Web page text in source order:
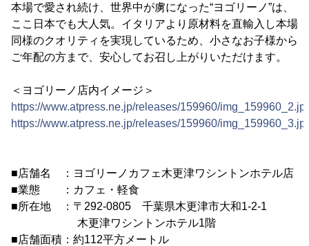
本場で愛され続け、世界中が虜になった“ヨゴリーノ”は、
ここ日本でも大人気。イタリアより原材料を直輸入し本場
同様のクオリティを実現しているため、小さなお子様から
ご年配の方まで、安心してお召し上がりいただけます。
＜ヨゴリーノ店内イメージ＞
https://www.atpress.ne.jp/releases/159960/
https://www.atpress.ne.jp/releases/159960/
■店舗名 ：ヨゴリーノカフェ木更津ワシントンホテル店
■業態 ：カフェ・軽食
■所在地 ：〒292-0805 千葉県木更津市大和1-2-1
木更津ワシントンホテル1階
■店舗面積：約112平方メートル